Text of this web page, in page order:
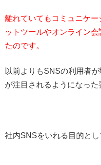
離れていてもコミュニケ
ットツールやオンライン
たのです。
以前よりもSNSの利用者
が注目されるようになった
社内SNSをいれる目的とし